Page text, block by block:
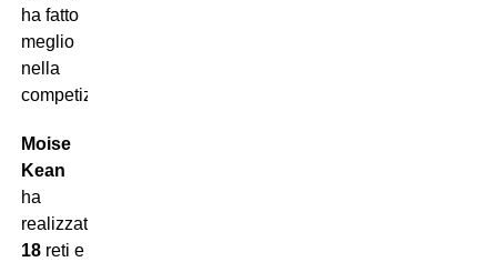
ha fatto
meglio
nella
competizione.
Moise
Kean
ha
realizzato
18 reti e